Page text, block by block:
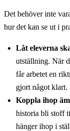
Det behöver inte
hur det kan se ut i
Låt eleverna
utställning. När
får arbetet en
gjort något klart.
Koppla ihop
historia bli stoff
hänger ihop i